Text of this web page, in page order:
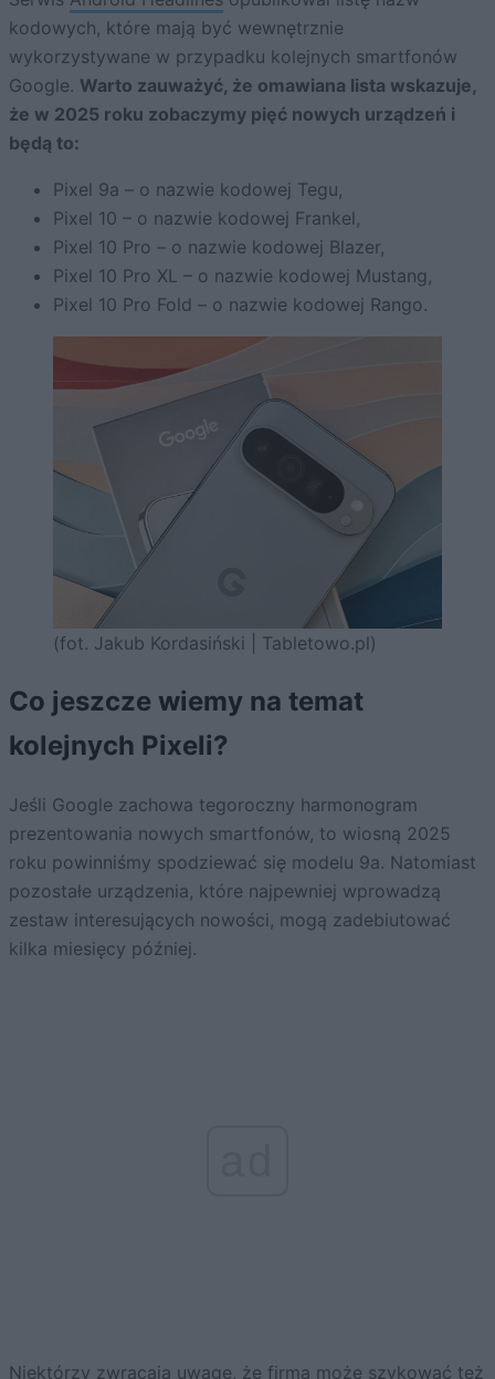
kodowych, które mają być wewnętrznie
wykorzystywane w przypadku kolejnych smartfonów
Google. Warto zauważyć, że omawiana lista wskazuje,
że w 2025 roku zobaczymy pięć nowych urządzeń i
będą to:
Pixel 9a – o nazwie kodowej Tegu,
Pixel 10 – o nazwie kodowej Frankel,
Pixel 10 Pro – o nazwie kodowej Blazer,
Pixel 10 Pro XL – o nazwie kodowej Mustang,
Pixel 10 Pro Fold – o nazwie kodowej Rango.
(fot. Jakub Kordasiński | Tabletowo.pl)
Co jeszcze wiemy na temat
kolejnych Pixeli?
Jeśli Google zachowa tegoroczny harmonogram
prezentowania nowych smartfonów, to wiosną 2025
roku powinniśmy spodziewać się modelu 9a. Natomiast
pozostałe urządzenia, które najpewniej wprowadzą
zestaw interesujących nowości, mogą zadebiutować
kilka miesięcy później.
Niektórzy zwracają uwagę, że firma może szykować też